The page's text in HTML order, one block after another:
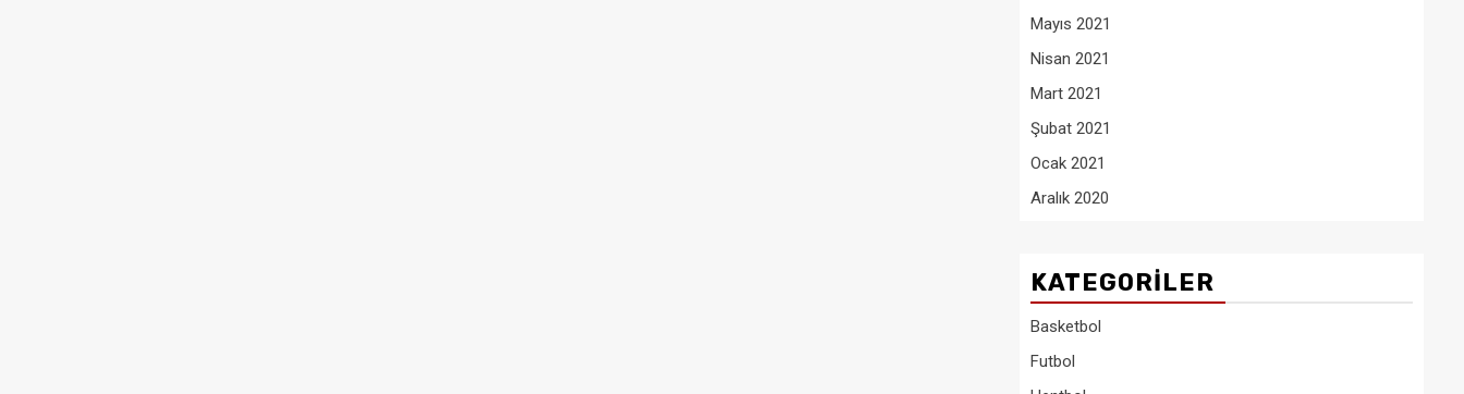
Mayıs 2021
Nisan 2021
Mart 2021
Şubat 2021
Ocak 2021
Aralık 2020
KATEGORILER
Basketbol
Futbol